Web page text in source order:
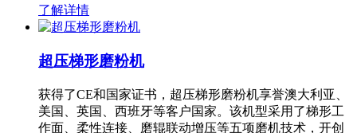
了解详情
超压梯形磨粉机
获得了CE和国家证书，超压梯形磨粉机享誉澳大利亚、
美国、英国、西班牙等客户国家。该机型采用了梯形工
作面、柔性连接、磨辊联动增压等五项磨机技术，开创